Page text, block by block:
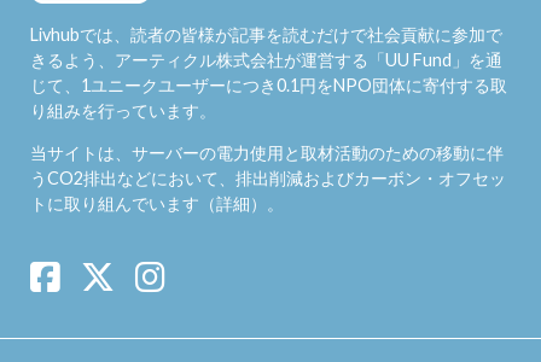
Livhubでは、読者の皆様が記事を読むだけで社会貢献に参加で
きるよう、アーティクル株式会社が運営する「UU Fund 」を通
じて、1ユニークユーザーにつき0.1円をNPO団体に寄付する取
り組みを行っています。
当サイトは、サーバーの電力使用と取材活動のための移動に伴
うCO2排出などにおいて、排出削減およびカーボン・オフセッ
トに取り組んでいます（詳細）。